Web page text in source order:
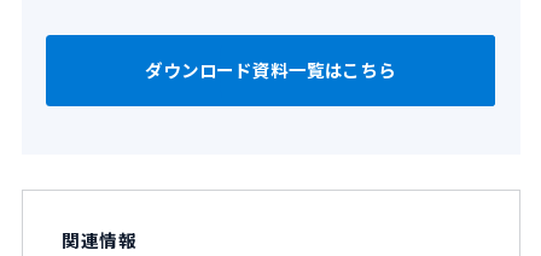
ダウンロード資料一覧はこちら
関連情報